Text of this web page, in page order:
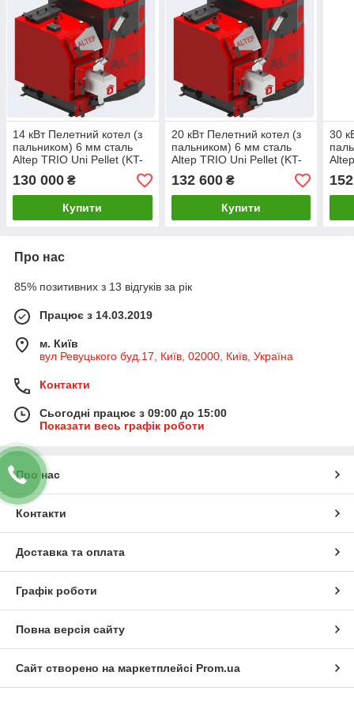
14 кВт Пелетний котел (з
пальником) 6 мм сталь
Altep TRIO Uni Pellet (KT-
3EPG)
130 000 ₴
Купити
20 кВт Пелетний котел (з
пальником) 6 мм сталь
Altep TRIO Uni Pellet (KT-
3EPG)
132 600₴
Купити
30
Про нас
85% позитивних з 13 відгуків за рік
Працює з 14.03.2019
м. Київ
вул Ревуцького буд.17, Київ, 02000, Київ, Україна
Контакти
Сьогодні працює з 09:00 до 15:00
Показати весь графік роботи
Про нас
Контакти
Доставка та оплата
Графік роботи
Повна версія сайту
Сайт створено на маркетплейсі Prom.ua